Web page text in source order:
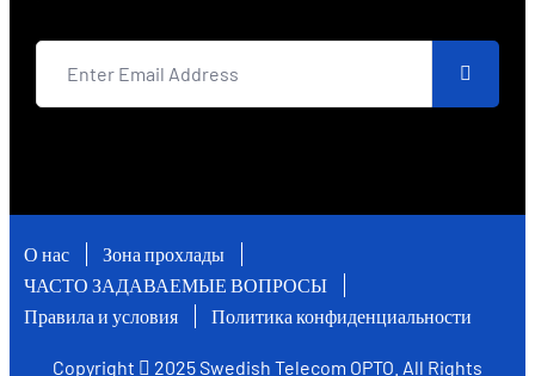
О нас
Зона прохлады
ЧАСТО ЗАДАВАЕМЫЕ ВОПРОСЫ
Правила и условия
Политика конфиденциальности
Copyright 2025Swedish Telecom OPTO . All Rights